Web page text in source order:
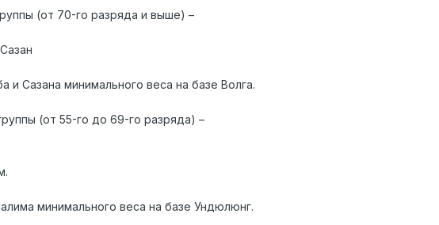
(от 70-го разряда и выше) –
и Сазана минимального веса на базе Волга.
(от 55-го до 69-го разряда) –
минимального веса на базе Ундюлюнг.